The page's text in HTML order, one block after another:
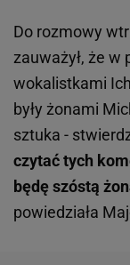
Do rozmowy
zauważył, że w
wokalistkami
były żonami
sztuka -
czytać tych
będę szóstą
powiedziała